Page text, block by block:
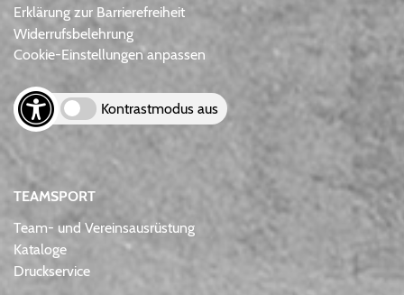
Erklärung zur Barrierefreiheit
Widerrufsbelehrung
Cookie-Einstellungen anpassen
Kontrastmodus aus
TEAMSPORT
Team- und Vereinsausrüstung
Kataloge
Druckservice